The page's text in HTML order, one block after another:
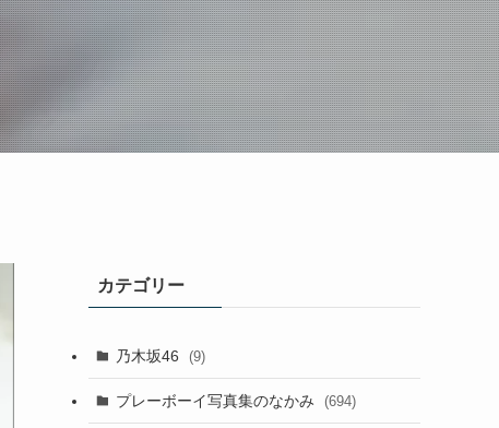
カテゴリー
乃木坂46 (9)
プレーボーイ写真集のなかみ (694)